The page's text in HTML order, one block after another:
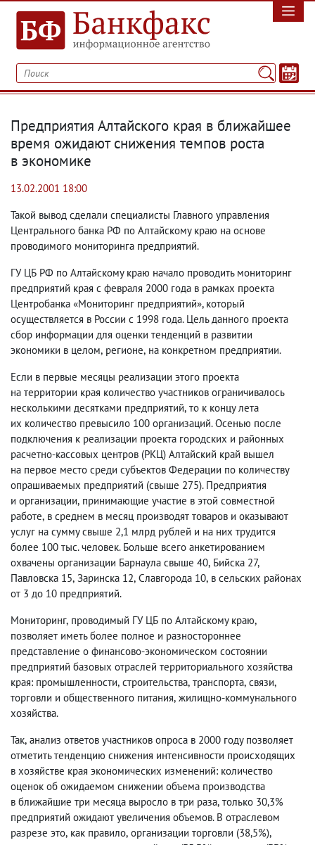
Предприятия Алтайского края в ближайшее
время ожидают снижения темпов роста
в экономике
13.02.2001 18:00
Такой вывод сделали специалисты Главного управления
Центрального банка РФ по Алтайскому краю на основе
проводимого мониторинга предприятий.
ГУ ЦБ РФ по Алтайскому краю начало проводить мониторинг
предприятий края с февраля 2000 года в рамках проекта
Центробанка «Мониторинг предприятий», который
осуществляется в России с 1998 года. Цель данного проекта
сбор информации для оценки тенденций в развитии
экономики в целом, регионе, на конкретном предприятии.
Если в первые месяцы реализации этого проекта
на территории края количество участников ограничивалось
несколькими десятками предприятий, то к концу лета
их количество превысило 100 организаций. Осенью после
подключения к реализации проекта городских и районных
расчетно-кассовых центров (РКЦ) Алтайский край вышел
на первое место среди субъектов Федерации по количеству
опрашиваемых предприятий (свыше 275). Предприятия
и организации, принимающие участие в этой совместной
работе, в среднем в месяц производят товаров и оказывают
услуг на сумму свыше 2,1 млрд рублей и на них трудится
более 100 тыс. человек. Больше всего анкетированием
охвачены организации Барнаула свыше 40, Бийска 27,
Павловска 15, Заринска 12, Славгорода 10, в сельских районах
от 3 до 10 предприятий.
Мониторинг, проводимый ГУ ЦБ по Алтайскому краю,
позволяет иметь более полное и разностороннее
представление о финансово-экономическом состоянии
предприятий базовых отраслей территориального хозяйства
края: промышленности, строительства, транспорта, связи,
торговли и общественного питания, жилищно-коммунального
хозяйства.
Так, анализ ответов участников опроса в 2000 году позволяет
отметить тенденцию снижения интенсивности происходящих
в хозяйстве края экономических изменений: количество
оценок об ожидаемом снижении объема производства
в ближайшие три месяца выросло в три раза, только 30,3%
предприятий ожидают увеличения объемов. В отраслевом
разрезе это, как правило, организации торговли (38,5%),